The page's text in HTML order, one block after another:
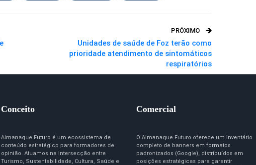
PRÓXIMO
Unidades de saúde de Foz terão como
prioridade atendimento de sintomáticos
respiratórios
Conceito
Almanaque Futuro é um ecossistema de
conteúdo estratégico para formadores de
opinião. Atuamos na intersecção entre
Turismo, Sustentabilidade, Cultura, Saúde e
Comercial
O Almanaque Futuro oferece um inventário
completo de banners em formatos
padronizados (Google), distribuídos em
posições estratégicas para garantir